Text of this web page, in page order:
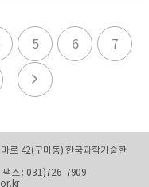
5 6
7
로 42(구미동) 한국과학기술한
팩스 : 031)726-7909